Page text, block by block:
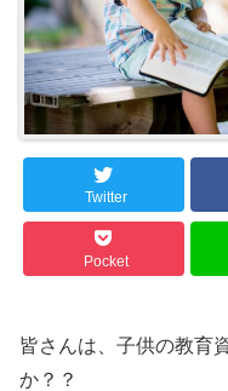
Twitter
Pocket
皆さんは、子供の教育
か？？